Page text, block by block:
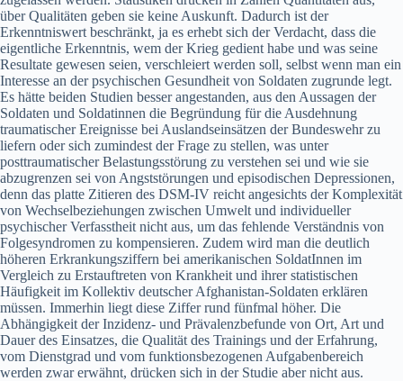
über Qualitäten geben sie keine Auskunft. Dadurch ist der
Erkenntniswert beschränkt, ja es erhebt sich der Verdacht, dass die
eigentliche Erkenntnis, wem der Krieg gedient habe und was seine
Resultate gewesen seien, verschleiert werden soll, selbst wenn man ein
Interesse an der psychischen Gesundheit von Soldaten zugrunde legt.
Es hätte beiden Studien besser angestanden, aus den Aussagen der
Soldaten und Soldatinnen die Begründung für die Ausdehnung
traumatischer Ereignisse bei Auslandseinsätzen der Bundeswehr zu
liefern oder sich zumindest der Frage zu stellen, was unter
posttraumatischer Belastungsstörung zu verstehen sei und wie sie
abzugrenzen sei von Angststörungen und episodischen Depressionen,
denn das platte Zitieren des DSM-IV reicht angesichts der Komplexität
von Wechselbeziehungen zwischen Umwelt und individueller
psychischer Verfasstheit nicht aus, um das fehlende Verständnis von
Folgesyndromen zu kompensieren. Zudem wird man die deutlich
höheren Erkrankungsziffern bei amerikanischen SoldatInnen im
Vergleich zu Erstauftreten von Krankheit und ihrer statistischen
Häufigkeit im Kollektiv deutscher Afghanistan-Soldaten erklären
müssen. Immerhin liegt diese Ziffer rund fünfmal höher. Die
Abhängigkeit der Inzidenz- und Prävalenzbefunde von Ort, Art und
Dauer des Einsatzes, die Qualität des Trainings und der Erfahrung,
vom Dienstgrad und vom funktionsbezogenen Aufgabenbereich
werden zwar erwähnt, drücken sich in der Studie aber nicht aus.